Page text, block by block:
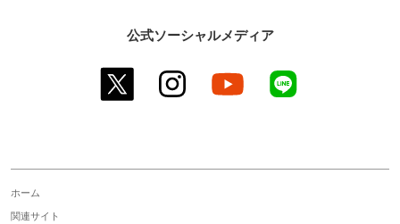
公式ソーシャルメディア
twitter instagram youtube
ホーム
関連サイト